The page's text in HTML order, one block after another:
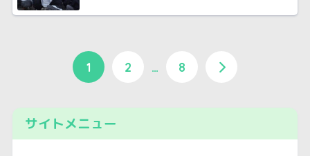
1 2 … 8
サイトメニュー